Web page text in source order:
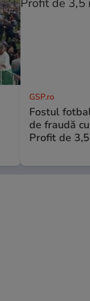
GSP.ro
Fostul
de fraudă
Profit de